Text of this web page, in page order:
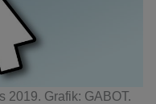
2019. Grafik: GABOT.